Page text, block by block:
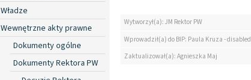
Władze
Wewnętrzne akty prawne
Dokumenty ogólne
Dokumenty Rektora PW
Wytworzył(a): JM Rektor PW
Wprowadził(a) do BIP: Paula Kruza - disabled
Zaktualizował(a): Agnieszka Maj